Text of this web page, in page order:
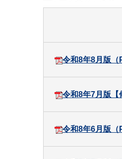
令和8年8月版（
令和8年7月版【
令和8年6月版（